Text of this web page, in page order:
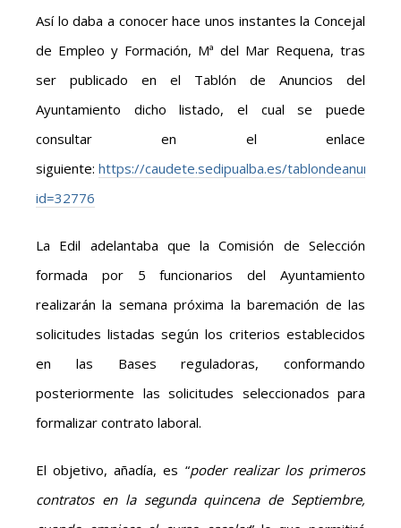
Así lo daba a conocer hace unos instantes la Concejal
de Empleo y Formación, Mª del Mar Requena, tras
ser publicado en el Tablón de Anuncios del
Ayuntamiento dicho listado, el cual se puede
consultar en el enlace
siguiente: https://caudete.sedipualba.es/tablondeanuncios/
id=32776
La Edil adelantaba que la Comisión de Selección
formada por 5 funcionarios del Ayuntamiento
realizarán la semana próxima la baremación de las
solicitudes listadas según los criterios establecidos
en las Bases reguladoras, conformando
posteriormente las solicitudes seleccionados para
formalizar contrato laboral.
El objetivo, añadía, es “poder realizar los primeros
contratos en la segunda quincena de Septiembre,